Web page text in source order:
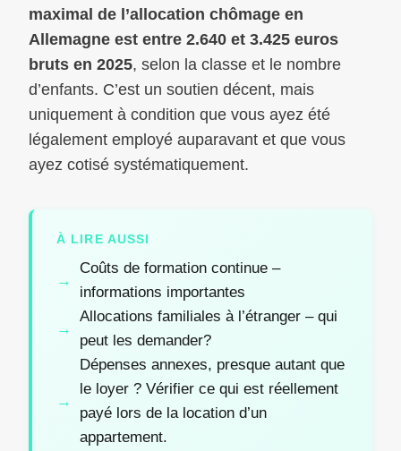
maximal de l’allocation chômage en
Allemagne est entre 2.640 et 3.425 euros
bruts en 2025, selon la classe et le nombre
d’enfants. C’est un soutien décent, mais
uniquement à condition que vous ayez été
légalement employé auparavant et que vous
ayez cotisé systématiquement.
À LIRE AUSSI
Coûts de formation continue –
informations importantes
Allocations familiales à l’étranger – qui
peut les demander?
Dépenses annexes, presque autant que
le loyer ? Vérifier ce qui est réellement
payé lors de la location d’un
appartement.